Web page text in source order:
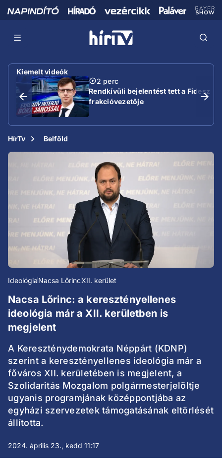
Kiemelt videók
2 perc
Rendkívüli bejelentést tett a Fidesz
frakcióvezetője
HírTv Belföld
IdeológiaNacsa LőrincXII. kerület
Nacsa Lőrinc: a keresztényellenes
ideológia már a XII. kerületben is
megjelent
A Kereszténydemokrata Néppárt (KDNP)
szerint a keresztényellenes ideológia már a
főváros XII. kerületében is megjelent, a
Szolidaritás Mozgalom polgármesterjelöltje
ugyanis programjának középpontjába az
egyházi szervezetek támogatásának eltörlését
állította.
2024. április 23., kedd 11:17